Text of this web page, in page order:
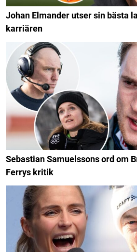
Johan Elmander utser sin bästa
karriären
Sebastian Samuelssons ord om
Ferrys kritik